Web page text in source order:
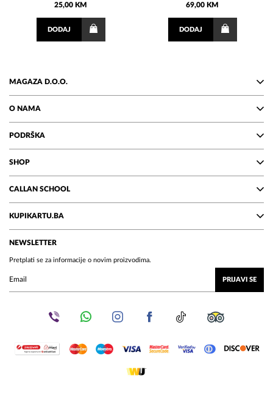
25,00 KM
DODAJ
69,00 KM
DODAJ
MAGAZA D.O.O.
O NAMA
PODRŠKA
SHOP
CALLAN SCHOOL
KUPIKARTU.BA
NEWSLETTER
Pretplati se za informacije o novim proizvodima.
PRIJAVI SE